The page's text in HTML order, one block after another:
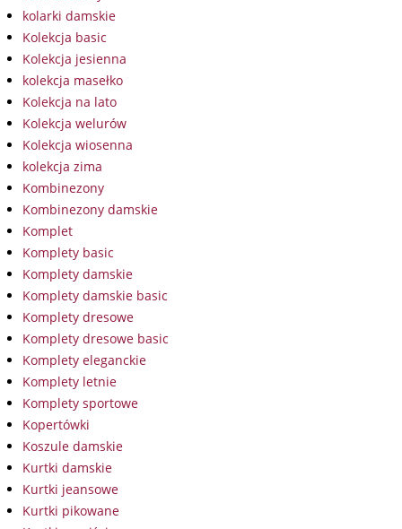
kolarki damskie
Kolekcja basic
Kolekcja jesienna
kolekcja masełko
Kolekcja na lato
Kolekcja welurów
Kolekcja wiosenna
kolekcja zima
Kombinezony
Kombinezony damskie
Komplet
Komplety basic
Komplety damskie
Komplety damskie basic
Komplety dresowe
Komplety dresowe basic
Komplety eleganckie
Komplety letnie
Komplety sportowe
Kopertówki
Koszule damskie
Kurtki damskie
Kurtki jeansowe
Kurtki pikowane